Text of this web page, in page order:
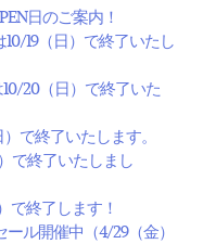
日のご案内！
19（日）で終了いたし
20（日）で終了いた
）で終了いたします。
で終了いたしまし
で終了します！
ル開催中（4/29（金）